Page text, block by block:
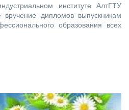
институте АлтГТУ
вручение дипломов выпускникам
образования всех
которым предстоит
будущее нашей великой